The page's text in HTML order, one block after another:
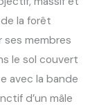
la forêt
ses membres
le sol couvert
avec la bande
d’un mâle